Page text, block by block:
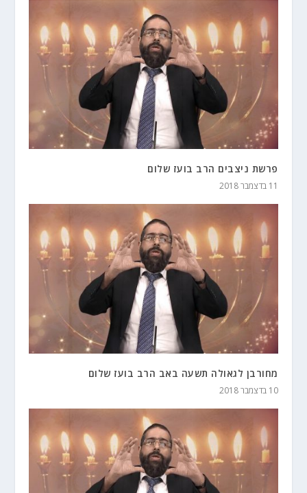
פרשת ניצבים הרב בועז שלום
11 בדצמבר 2018
מחורבן לגאולה תשעה באב הרב בועז שלום
10 בדצמבר 2018